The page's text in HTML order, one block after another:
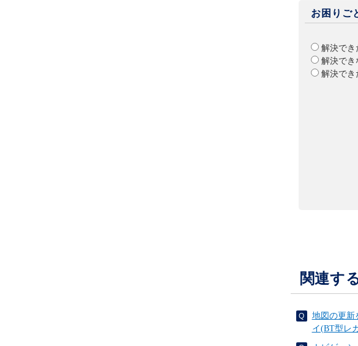
お困りご
解決でき
解決でき
解決でき
関連す
地図の更新
イ(BT型レ